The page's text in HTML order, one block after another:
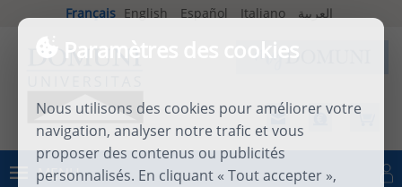
Paramètres des cookies
Nous utilisons des cookies pour améliorer votre
navigation, analyser notre trafic et vous
proposer des contenus ou publicités
personnalisés. En cliquant « Tout accepter »,
Français English Español Italiano العربية
MENU Se connecter